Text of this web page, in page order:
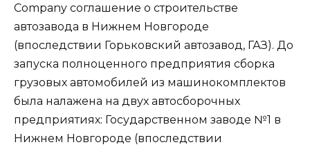
Company соглашение о строительстве
автозавода в Нижнем Новгороде
(впоследствии Горьковский автозавод, ГАЗ). До
запуска полноценного предприятия сборка
грузовых автомобилей из машинокомплектов
была налажена на двух автосборочных
предприятиях: Государственном заводе №1 в
Нижнем Новгороде (впоследствии